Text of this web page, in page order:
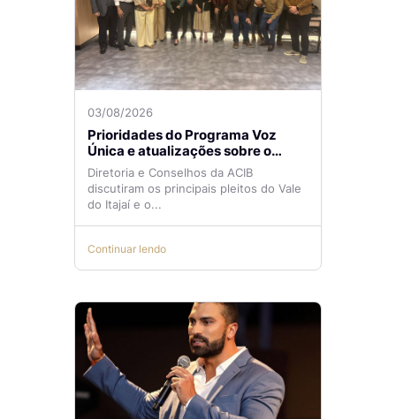
03/08/2026
Prioridades do Programa Voz
Única e atualizações sobre o
Aeroporto de Navegantes são
temas de reunião na ACIB
Diretoria e Conselhos da ACIB
discutiram os principais pleitos do Vale
do Itajaí e o...
Continuar lendo